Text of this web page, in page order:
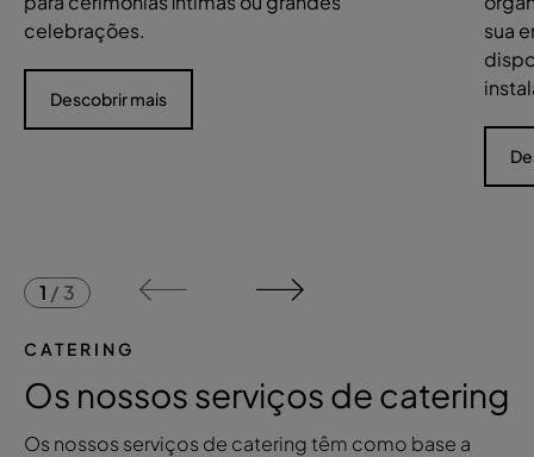
celebrações.
Descobrir mais
sua
CATERING
Os nossos serviços de catering
Os nossos serviços de catering têm como base a
1 / 3